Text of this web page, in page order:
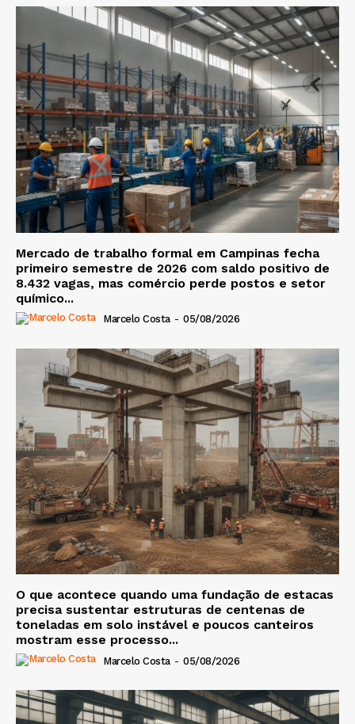
Mercado de trabalho formal em Campinas fecha
primeiro semestre de 2026 com saldo positivo de
8.432 vagas, mas comércio perde postos e setor
químico...
Marcelo Costa - 05/08/2026
O que acontece quando uma fundação de estacas
precisa sustentar estruturas de centenas de
toneladas em solo instável e poucos canteiros
mostram esse processo...
Marcelo Costa - 05/08/2026